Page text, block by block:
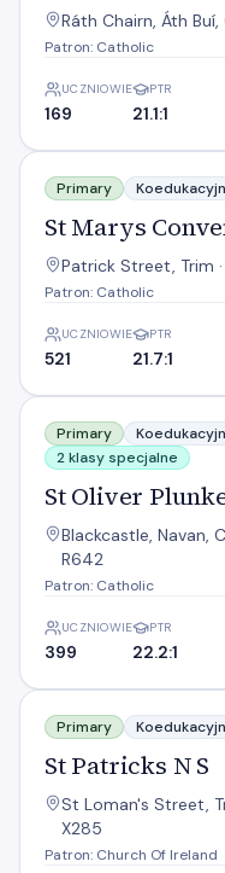
Ráth Chairn, Áth Buí,
Patron: Catholic
UCZNIOWIE
169
PTR
21.1:1
St Marys Convent N S
Primary
St Marys
Patrick Street, Trim
Patron: Catholic
UCZNIOWIE
521
PTR
21.7:1
St Oliver Plunkett Ns
Primary
2 klasy specjalne
St Oliver
Blackcastle, Navan,
R642
Patron: Catholic
UCZNIOWIE
399
PTR
22.2:1
St Patricks N S
Primary
St Patricks N S
St Loman's Street,
X285
Patron: Church Of Ireland